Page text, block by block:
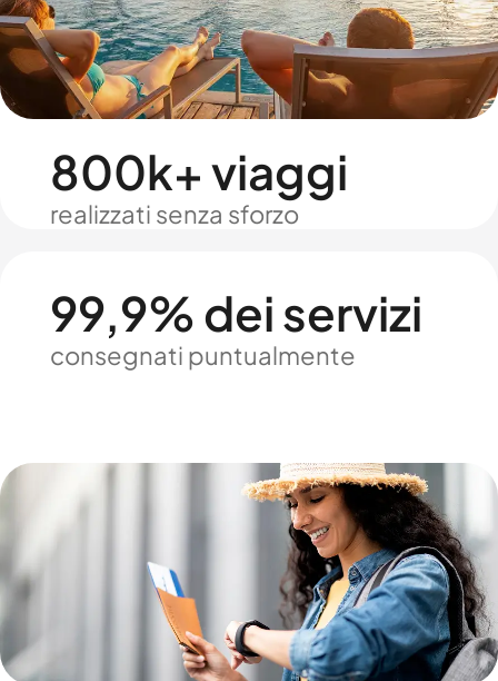
800k+ viaggi
realizzati senza sforzo
99,9% dei servizi
consegnati puntualmente